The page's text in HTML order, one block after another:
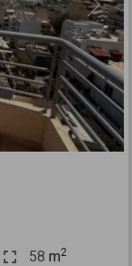
Next
58 m2